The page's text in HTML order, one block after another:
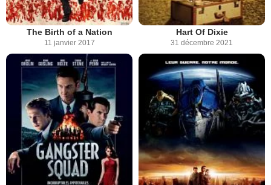
The Birth of a Nation
11 janvier 2017
Hart Of Dixie
31 décembre 2021